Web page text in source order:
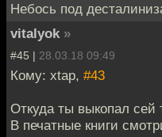
Небось под
vitalyok »
#45 | 28.03.18 09:49
Кому: xtap, #43
Откуда ты выкопал сей
В печатные книги